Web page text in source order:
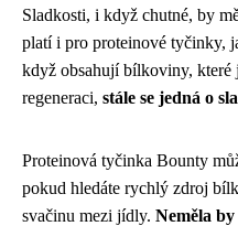
Sladkosti, i když chutné, by
platí i pro proteinové tyčinky,
když obsahují bílkoviny, které
regeneraci, stále se jedná o
Proteinová tyčinka Bounty
pokud hledáte rychlý zdroj
svačinu mezi jídly. Neměla